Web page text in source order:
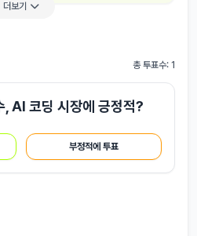
더보기
총 투표수: 1
, AI 코딩 시장에 긍정적?
부정적에 투표